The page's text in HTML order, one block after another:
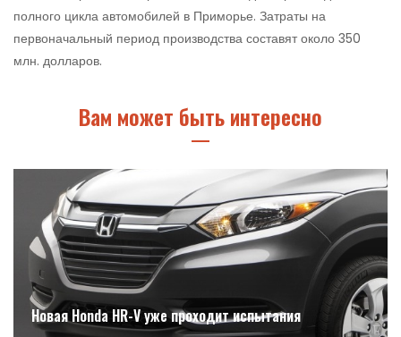
полного цикла автомобилей в Приморье. Затраты на
первоначальный период производства составят около 350
млн. долларов.
Вам может быть интересно
Новая Honda HR-V уже проходит испытания